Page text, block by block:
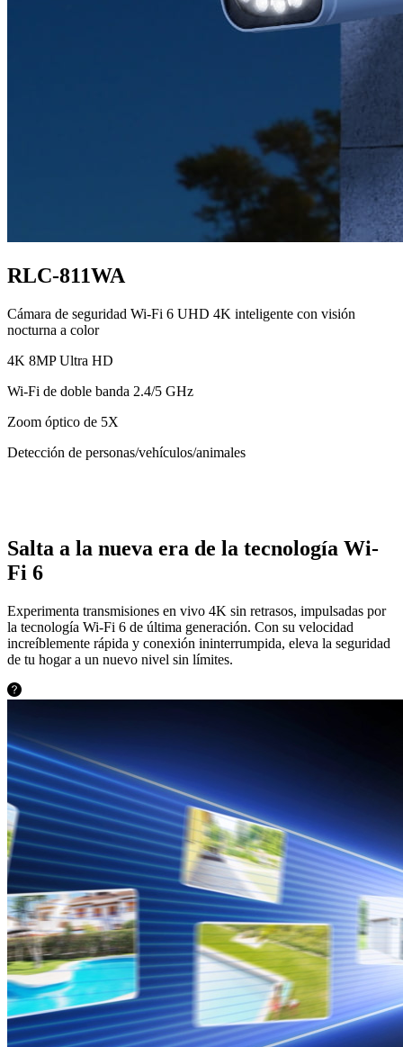
RLC-811WA
Cámara de seguridad Wi-Fi 6 UHD 4K inteligente con visión
nocturna a color
4K 8MP Ultra HD
Wi-Fi de doble banda 2.4/5 GHz
Zoom óptico de 5X
Detección de personas/vehículos/animales
Salta a la nueva era de la tecnología Wi-
Fi 6
Experimenta transmisiones en vivo 4K sin retrasos, impulsadas por
la tecnología Wi-Fi 6 de última generación. Con su velocidad
increíblemente rápida y conexión ininterrumpida, eleva la seguridad
de tu hogar a un nuevo nivel sin límites.